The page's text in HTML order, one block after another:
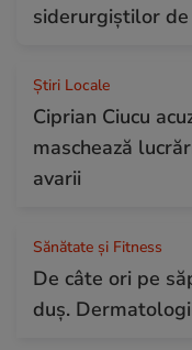
siderurgiștilor
Știri Locale
Ciprian Ciucu
maschează
avarii
Sănătate și Fitness
De câte ori pe
duș.